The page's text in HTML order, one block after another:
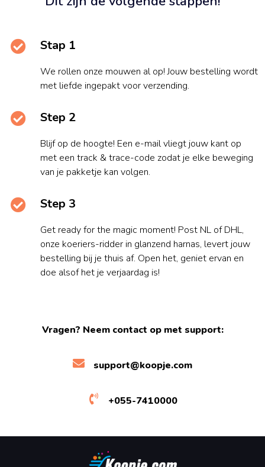
Stap 1
We rollen onze mouwen al op! Jouw bestelling wordt
met liefde ingepakt voor verzending.
Step 2
Blijf op de hoogte! Een e-mail vliegt jouw kant op
met een track & trace-code zodat je elke beweging
van je pakketje kan volgen.
Step 3
Get ready for the magic moment! Post NL of DHL,
onze koeriers-ridder in glanzend harnas, levert jouw
bestelling bij je thuis af. Open het, geniet ervan en
doe alsof het je verjaardag is!
Vragen? Neem contact op met support:
support@koopje.com
+055-7410000